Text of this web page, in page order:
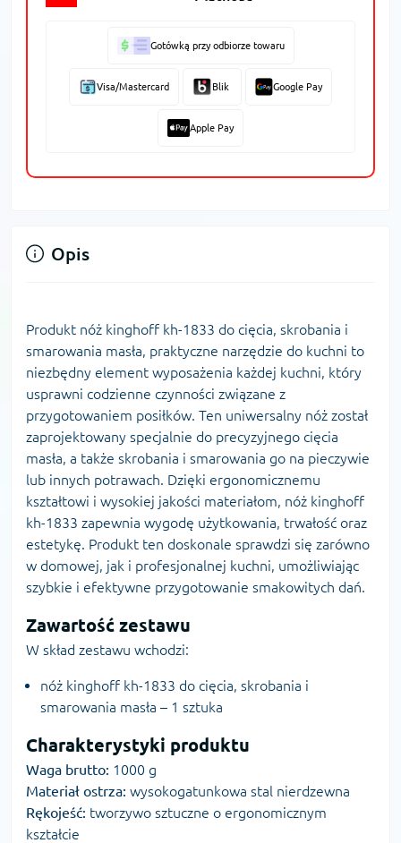
Gotówką przy odbiorze towaru
Visa/Mastercard Blik Google Pay
Apple Pay
Opis
Produkt nóż kinghoff kh-1833 do cięcia, skrobania i
smarowania masła, praktyczne narzędzie do kuchni to
niezbędny element wyposażenia każdej kuchni, który
usprawni codzienne czynności związane z
przygotowaniem posiłków. Ten uniwersalny nóż został
zaprojektowany specjalnie do precyzyjnego cięcia
masła, a także skrobania i smarowania go na pieczywie
lub innych potrawach. Dzięki ergonomicznemu
kształtowi i wysokiej jakości materiałom, nóż kinghoff
kh-1833 zapewnia wygodę użytkowania, trwałość oraz
estetykę. Produkt ten doskonale sprawdzi się zarówno
w domowej, jak i profesjonalnej kuchni, umożliwiając
szybkie i efektywne przygotowanie smakowitych dań.
Zawartość zestawu
W skład zestawu wchodzi:
nóż kinghoff kh-1833 do cięcia, skrobania i
smarowania masła – 1 sztuka
Charakterystyki produktu
Waga brutto: 1000 g
Materiał ostrza: wysokogatunkowa stal nierdzewna
Rękojeść: tworzywo sztuczne o ergonomicznym
kształcie